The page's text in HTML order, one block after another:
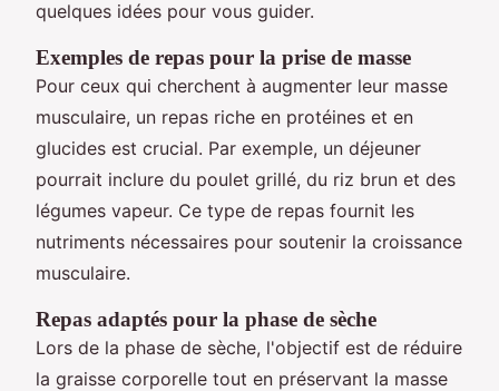
quelques idées pour vous guider.
Exemples de repas pour la prise de masse
Pour ceux qui cherchent à augmenter leur masse
musculaire, un repas riche en protéines et en
glucides est crucial. Par exemple, un déjeuner
pourrait inclure du poulet grillé, du riz brun et des
légumes vapeur. Ce type de repas fournit les
nutriments nécessaires pour soutenir la croissance
musculaire.
Repas adaptés pour la phase de sèche
Lors de la phase de sèche, l'objectif est de réduire
la graisse corporelle tout en préservant la masse